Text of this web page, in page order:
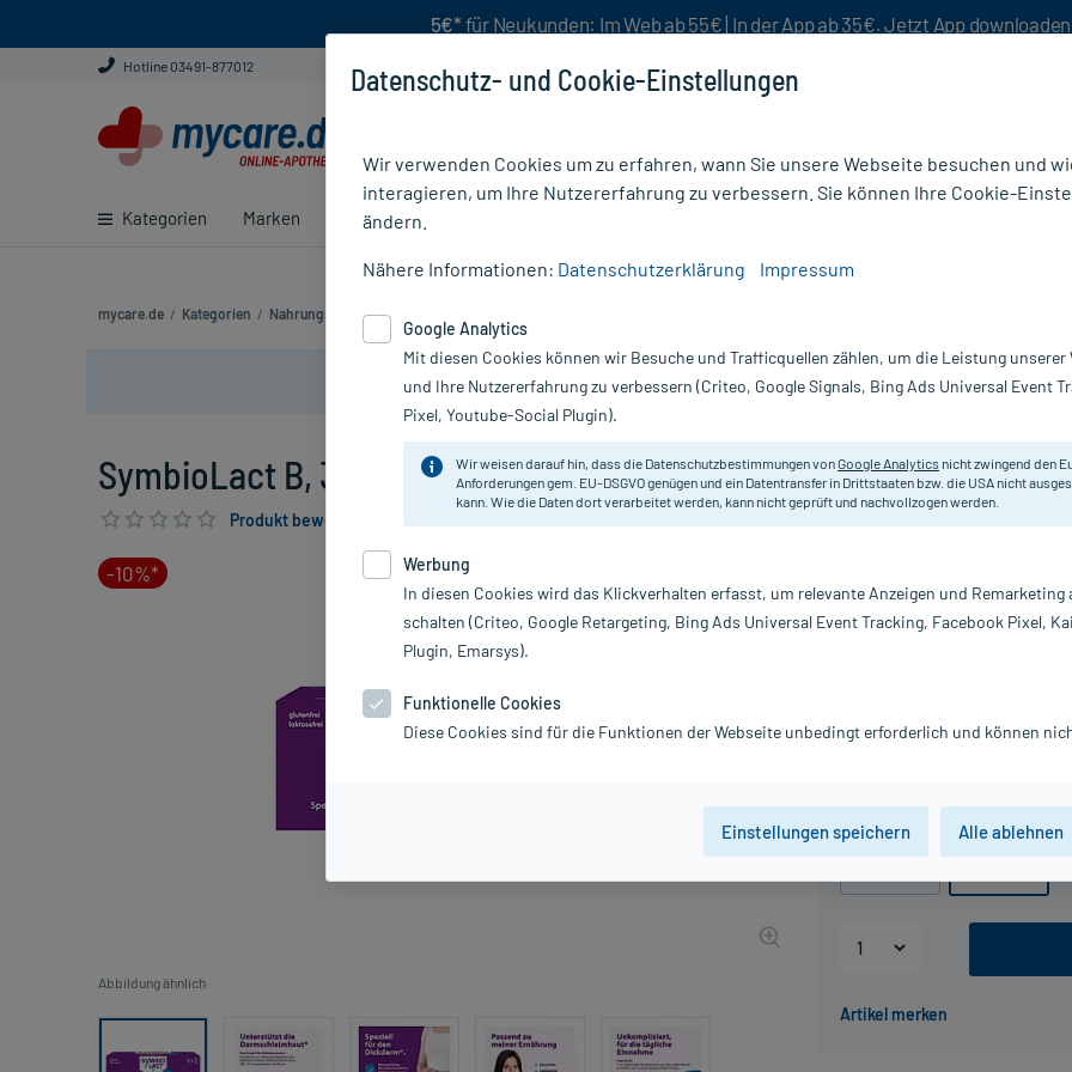
5€* für Neukunden: Im Web ab 55€ | In der App ab 35€. Jetzt App downloaden
Hotline 03491-877012
Kategorien Marken Ratgeber
mycare.de / Kategorien / Nahrungsergänzung
Nur für kurze Zeit:Gratis-Versand* ab 19€ Mindestbestellwert!
SymbioLact B, 3X30 St
Produkt bewerten & PlusHerzen sichern
-10%*
Abbildung ähnlich
84,19 € UVP 94,49 € 842
Nahrungsergänzungsmittel mit
Dickdarm. Pulver zum Bereiten
PZN:
Hersteller:
Datenschutz- und Cookie-Einstellungen
Wir verwenden Cookies um zu erfahren, wann Sie unsere Webseite besuchen und
interagieren, um Ihre Nutzererfahrung zu verbessern. Sie können Ihre Cookie-
ändern.
Nähere Informationen: Datenschutzerklärung Impressum
Google Analytics
Mit diesen Cookies können wir Besuche und Trafficquellen zählen, um die Leistung unserer
und Ihre Nutzererfahrung zu verbessern (Criteo, Google Signals, Bing Ads Universal Event
Pixel, Youtube-Social Plugin).
Wir weisen darauf hin, dass die Datenschutzbestimmungen vonGoogle Analytics nicht zwingend den
Anforderungen gem. EU-DSGVO genügen und ein Datentransfer in Drittstaaten bzw. die USA nicht
kann. Wie die Daten dort verarbeitet werden, kann nicht geprüft und nachvollzogen werden.
Werbung
In diesen Cookies wird das Klickverhalten erfasst, um relevante Anzeigen und Remarketing
schalten (Criteo, Google Retargeting, Bing Ads Universal Event Tracking, Facebook Pixel,
Plugin, Emarsys).
Funktionelle Cookies
Diese Cookies sind für die Funktionen der Webseite unbedingt erforderlich und können
Einstellungen speichern Alle ablehnen